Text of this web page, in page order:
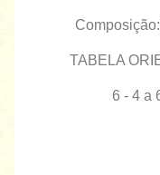
TABELA
6 - 4 a